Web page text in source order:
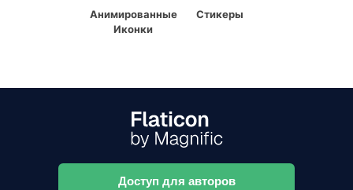
Анимированные
Иконки
Стикеры
Доступ для авторов